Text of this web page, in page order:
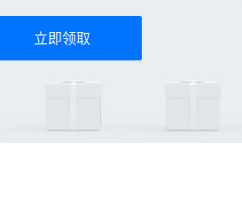
立即领取